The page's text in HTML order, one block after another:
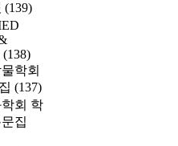
(139)
(138)
학회
(137)
회 학
집